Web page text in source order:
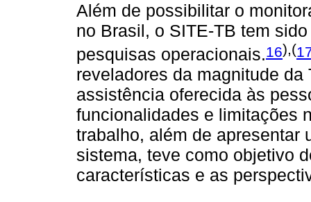
Além de possibilitar o
no Brasil, o SITE-TB tem
pesquisas operacionais.16),(
reveladores da magnitude
assistência oferecida às
funcionalidades e limitações
trabalho, além de apresentar
sistema, teve como objetivo
características e as